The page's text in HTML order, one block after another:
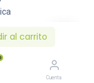
al carrito
Cuenta